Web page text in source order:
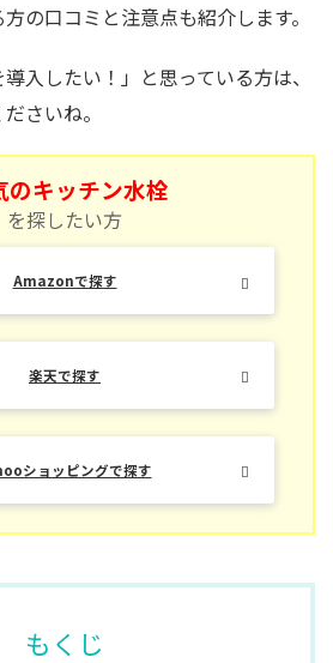
の口コミと注意点も紹介します。
入したい！」と思っている方は、
さいね。
のキッチン水栓
を探したい方
Amazonで探す
楽天で探す
ショッピングで探す
もくじ